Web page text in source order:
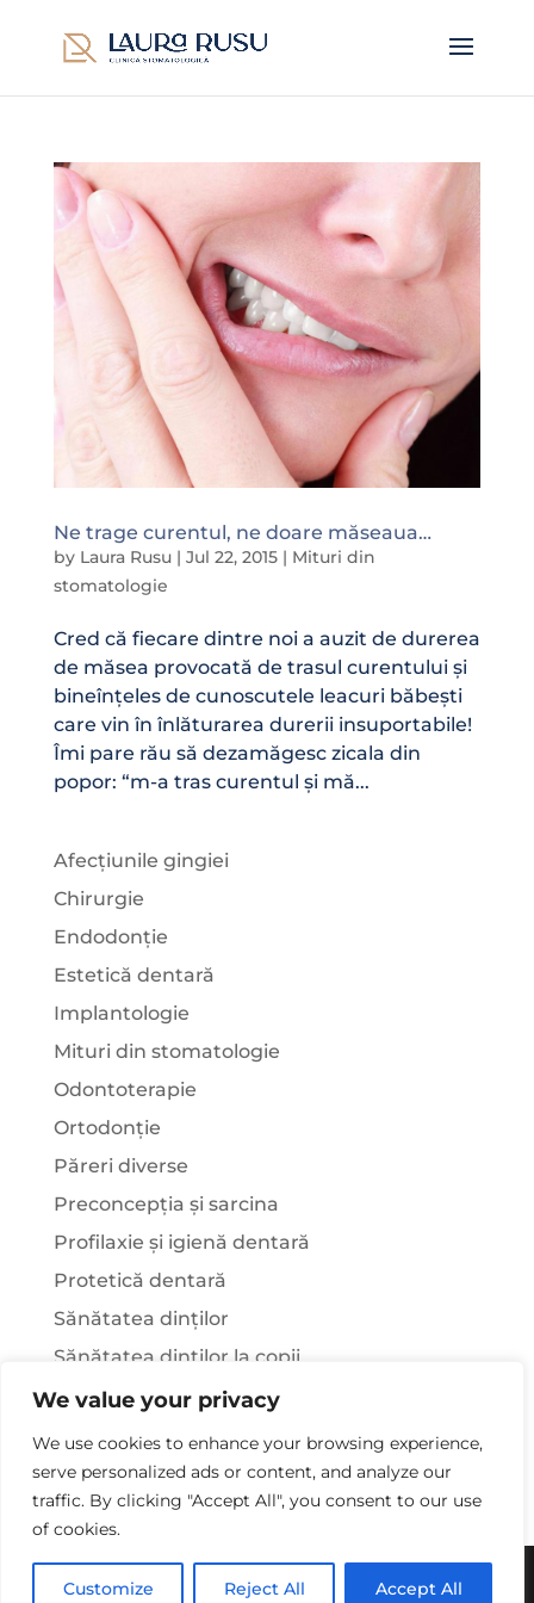
We value your privacy
We use cookies to enhance your browsing experience,
serve personalized ads or content, and analyze our
traffic. By clicking "Accept All", you consent to our use
of cookies.
Customize Reject All Accept All
Ne trage curentul, ne doare măseaua…
by Laura Rusu| Jul 22, 2015| Mituri din
stomatologie
Cred că fiecare dintre noi a auzit de durerea
de măsea provocată de trasul curentului și
bineînțeles de cunoscutele leacuri băbești
care vin în înlăturarea durerii insuportabile!
Îmi pare rău să dezamăgesc zicala din
popor: “m-a tras curentul și mă...
Afecțiunile gingiei
Chirurgie
Endodonție
Estetică dentară
Implantologie
Mituri din stomatologie
Odontoterapie
Ortodonție
Păreri diverse
Preconcepția și sarcina
Profilaxie și igienă dentară
Protetică dentară
Sănătatea dinților
Sănătatea dinților la copii
Știați că…?
Tratamentul stomatologic la pacienții cu
afecțiuni sistemice
Copywriting© 2025 - Clinica Stomatologica Dr.